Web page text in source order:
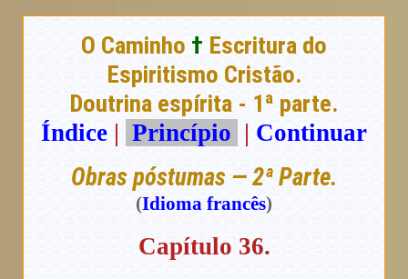
O Caminho † Escritura do
Espiritismo Cristão.
Doutrina espírita - 1ª parte.
Índice | Princípio | Continuar
Obras póstumas — 2ª Parte.
(Idioma francês)
Capítulo 36.